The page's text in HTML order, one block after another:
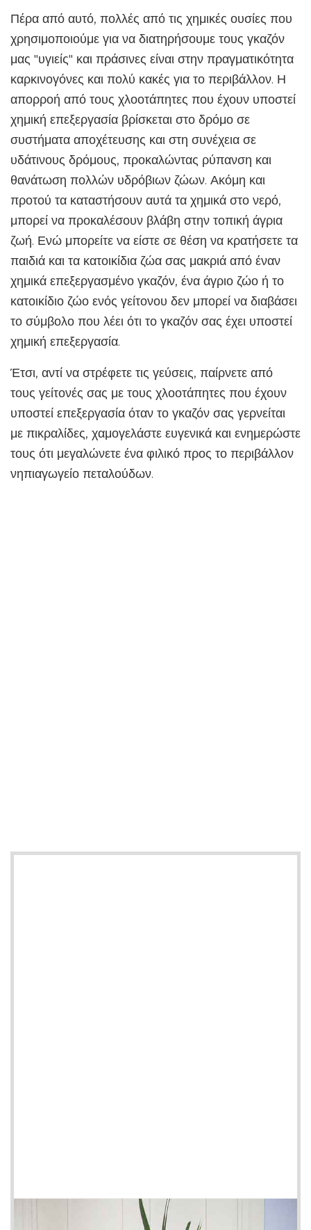
Πέρα από αυτό, πολλές από τις χημικές ουσίες που
χρησιμοποιούμε για να διατηρήσουμε τους γκαζόν
μας "υγιείς" και πράσινες είναι στην πραγματικότητα
καρκινογόνες και πολύ κακές για το περιβάλλον. Η
απορροή από τους χλοοτάπητες που έχουν υποστεί
χημική επεξεργασία βρίσκεται στο δρόμο σε
συστήματα αποχέτευσης και στη συνέχεια σε
υδάτινους δρόμους, προκαλώντας ρύπανση και
θανάτωση πολλών υδρόβιων ζώων. Ακόμη και
προτού τα καταστήσουν αυτά τα χημικά στο νερό,
μπορεί να προκαλέσουν βλάβη στην τοπική άγρια ​​
ζωή. Ενώ μπορείτε να είστε σε θέση να κρατήσετε τα
παιδιά και τα κατοικίδια ζώα σας μακριά από έναν
χημικά επεξεργασμένο γκαζόν, ένα άγριο ζώο ή το
κατοικίδιο ζώο ενός γείτονου δεν μπορεί να διαβάσει
το σύμβολο που λέει ότι το γκαζόν σας έχει υποστεί
χημική επεξεργασία.
Έτσι, αντί να στρέφετε τις γεύσεις, παίρνετε από
τους γείτονές σας με τους χλοοτάπητες που έχουν
υποστεί επεξεργασία όταν το γκαζόν σας γερνείται
με πικραλίδες, χαμογελάστε ευγενικά και ενημερώστε
τους ότι μεγαλώνετε ένα φιλικό προς το περιβάλλον
νηπιαγωγείο πεταλούδων.